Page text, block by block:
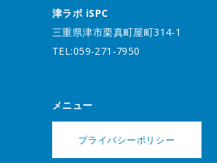
津ラボ iSPC
三重県津市栗真町屋町314-1
TEL:059-271-7950
メニュー
プライバシーポリシー